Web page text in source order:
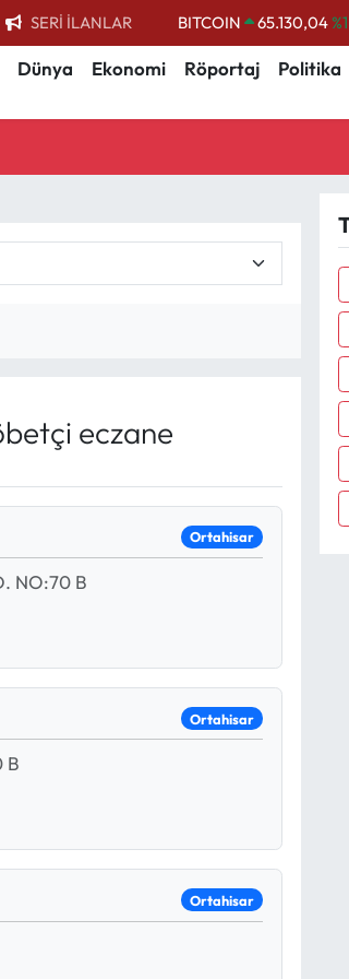
SERİ İLANLAR DOLAR 47,7106
EURO
55,1652
Dünya Ekonomi Röportaj Politika
eczane
Ortahisar
NO:70 B
Ortahisar
B
Ortahisar